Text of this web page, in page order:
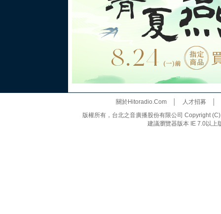
關於Hitoradio.Com│ 人才招募
版權所有，台北之音廣播股份有限公司 Copyright
建議瀏覽器版本 IE 7.0以上